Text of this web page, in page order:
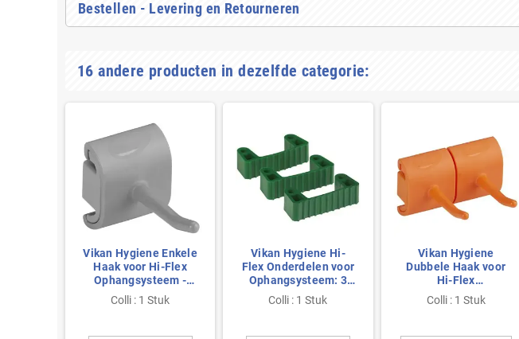
Bestellen - Levering en Retourneren
16 andere producten in dezelfde categorie:
Vikan Hygiene Enkele
Haak voor Hi-Flex
Ophangsysteem -
Grijs - 41 - 5mm
Colli : 1 Stuk
Vikan Hygiene Hi-
Flex Onderdelen voor
Ophangsysteem: 3
Klemmen - Groen
Colli : 1 Stuk
Vikan Hygiene
Dubbele Haak voor
Hi-Flex
Ophangsysteem -
Oranje - 83mm
Colli : 1 Stuk